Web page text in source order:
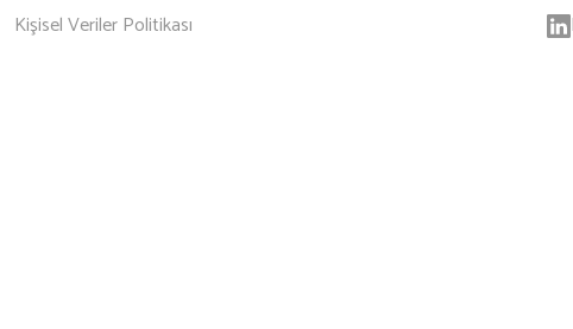
Kişisel Veriler Politikası